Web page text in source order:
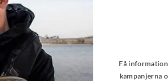
Få information
kampanjerna